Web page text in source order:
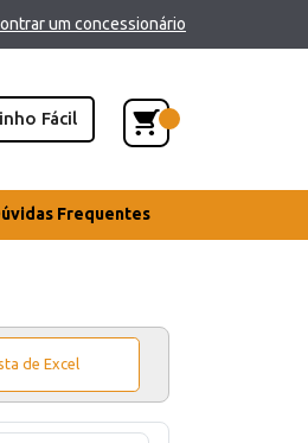
um concessionário
Fácil
Frequentes
de Excel